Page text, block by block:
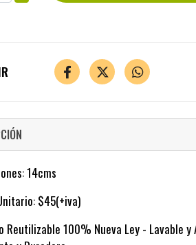
14cms
$45(+iva)
Reutilizable 100% Nueva Ley - Lavable y